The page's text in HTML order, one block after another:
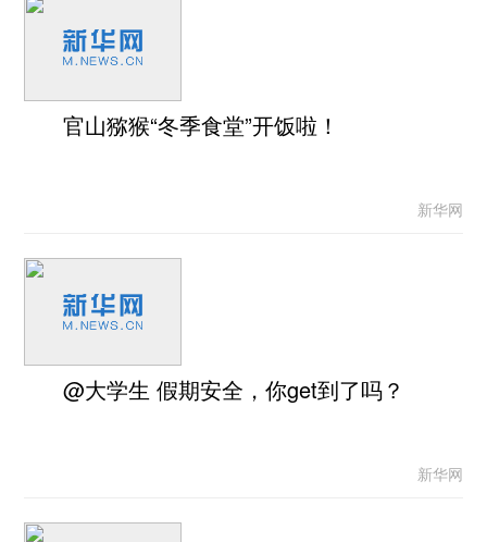
官山猕猴“冬季食堂”开饭啦！
新华网
@大学生 假期安全，你get到了吗？
新华网